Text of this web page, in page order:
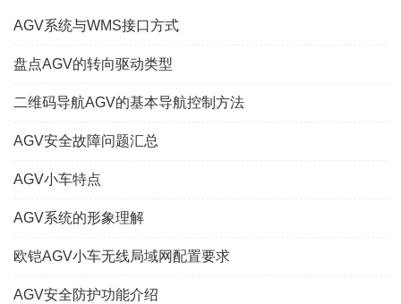
AGV系统与WMS接口方式
盘点AGV的转向驱动类型
二维码导航AGV的基本导航控制方法
AGV安全故障问题汇总
AGV小车特点
AGV系统的形象理解
欧铠AGV小车无线局域网配置要求
AGV安全防护功能介绍